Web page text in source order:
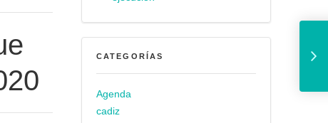
CATEGORÍAS
Agenda
cadiz